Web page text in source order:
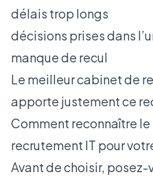
délais trop longs
décisions prises dans
manque de recul
Le meilleur cabinet de
apporte justement ce
Comment reconnaître
recrutement IT pour
Avant de choisir, posez-